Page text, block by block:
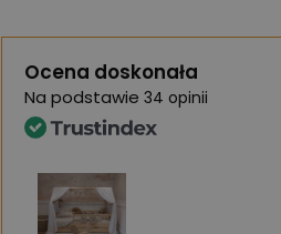
Ocena doskonała
Na podstawie 34 opinii